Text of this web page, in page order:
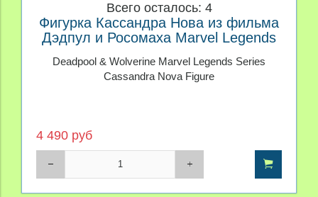
Всего осталось: 4
Фигурка Кассандра Нова из фильма
Дэдпул и Росомаха Marvel Legends
Deadpool & Wolverine Marvel Legends Series
Cassandra Nova Figure
4 490 руб